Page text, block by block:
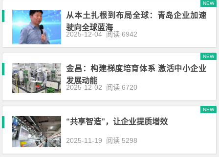
从本土扎根到布局全球：青岛企业加速
驶向全球蓝海
NEW
2025-12-04 阅读 6942
金昌：构建梯度培育体系 激活中小企业
发展动能
NEW
2025-12-02 阅读 6720
“共享智造”，让企业提质增效
NEW
2025-11-19 阅读 5298